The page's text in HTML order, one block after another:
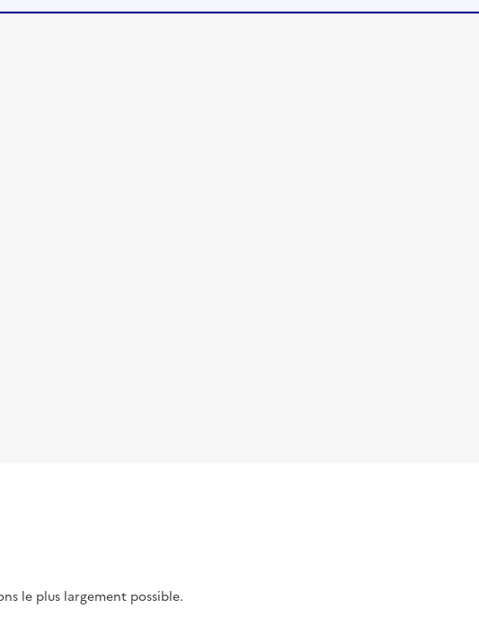
le plus largement possible.